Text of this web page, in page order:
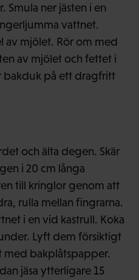
Smula ner jästen i en
vattnet.
av mjölet. Rör om med
av mjölet och fettet i
bakduk på ett dragfritt
och älta degen. Skär
i 20 cm långa
till kringlor genom att
rulla mellan fingrarna.
i en vid kastrull. Koka
Lyft dem försiktigt
med bakplåtspapper.
jäsa ytterligare 15